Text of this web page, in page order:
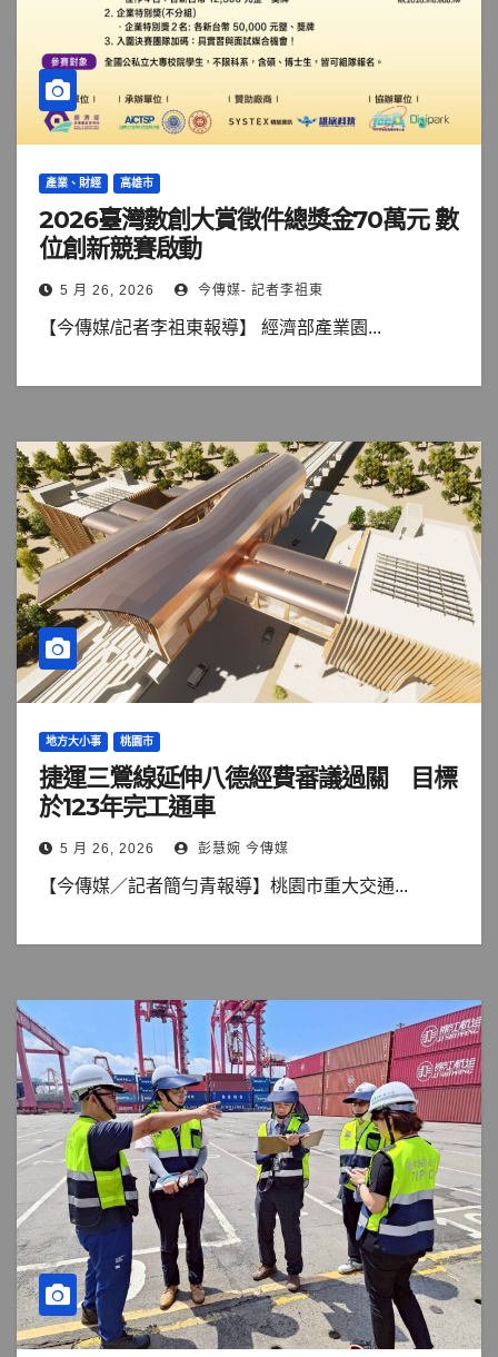
產業、財經 高雄市
2026臺灣數創大賞徵件總獎金70萬元 數
位創新競賽啟動
5 月 26, 2026 今傳媒- 記者李祖東
【今傳媒/記者李祖東報導】 經濟部產業園...
地方大小事 桃園市
捷運三鶯線延伸八德經費審議過關 目標
於123年完工通車
5 月 26, 2026 彭慧婉 今傳媒
【今傳媒／記者簡勻青報導】桃園市重大交通...